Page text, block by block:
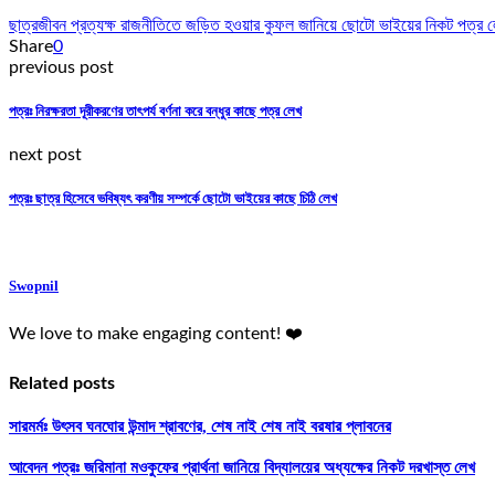
ছাত্রজীবন প্রত্যক্ষ রাজনীতিতে জড়িত হওয়ার কুফল জানিয়ে ছোটো ভাইয়ের নিকট পত্র
Share0
previous post
পত্রঃ নিরক্ষরতা দূরীকরণের তাৎপর্য বর্ণনা করে বন্ধুর কাছে পত্র লেখ
next post
পত্রঃ ছাত্র হিসেবে ভবিষ্যৎ করণীয় সম্পর্কে ছোটো ভাইয়ের কাছে চিঠি লেখ
Swopnil
We love to make engaging content! ❤️
Related posts
সারমর্মঃ উৎসব ঘনঘোর উন্মাদ শ্রাবণের, শেষ নাই শেষ নাই বরষার প্লাবনের
আবেদন পত্রঃ জরিমানা মওকুফের প্রার্থনা জানিয়ে বিদ্যালয়ের অধ্যক্ষের নিকট দরখাস্ত লেখ